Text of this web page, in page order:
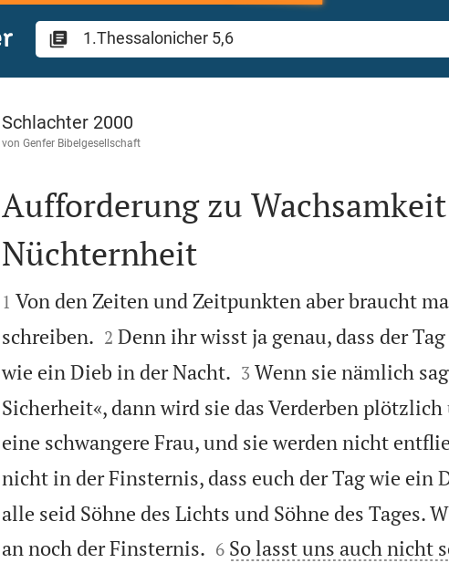
1.Thessalonicher 5
Schlachter 2000
von Genfer Bibelgesellschaft

Aufforderung zu
Nüchternheit

1 Von den Zeiten und Zeitpunkten aber braucht
schreiben.
2 Denn ihr wisst ja genau, dass der
wie ein Dieb in der Nacht.
3 Wenn sie nämlich
Sicherheit«, dann wird sie das Verderben
eine schwangere Frau, und sie werden nicht
nicht in der Finsternis, dass euch der Tag wie ein
alle seid Söhne des Lichts und Söhne des Tages.
an noch der Finsternis.
6 So lasst uns auch nicht